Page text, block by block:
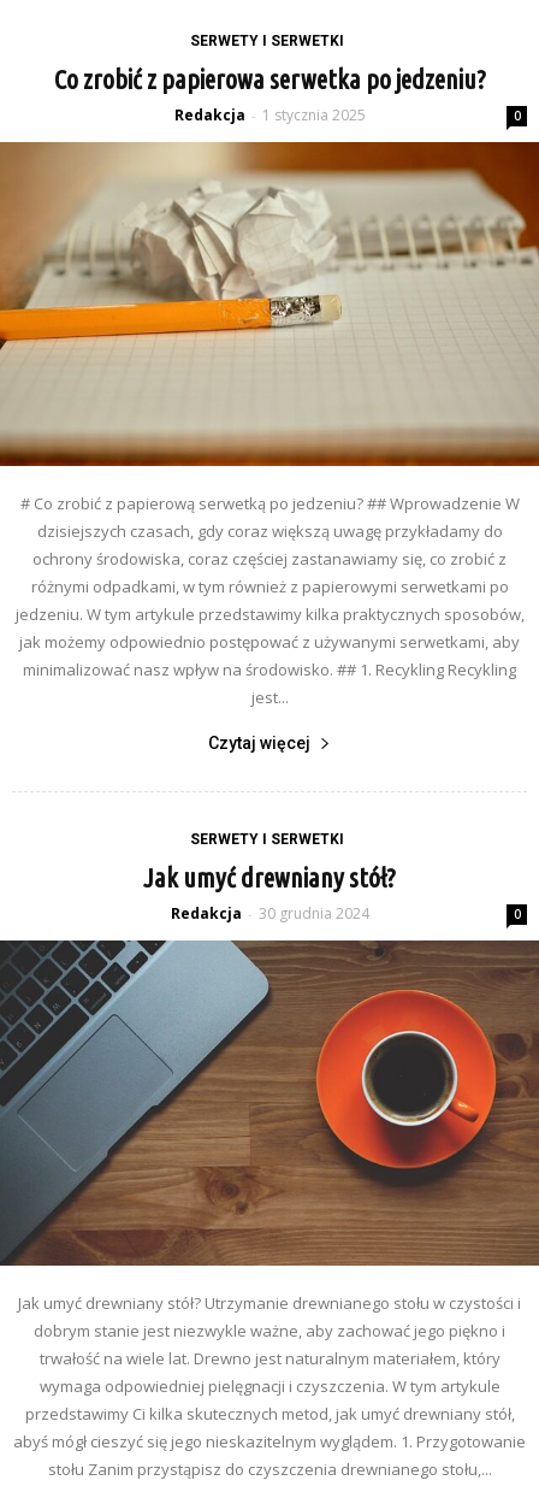
SERWETY I SERWETKI
Co zrobić z papierowa serwetka po jedzeniu?
Redakcja - 1 stycznia 2025 0
# Co zrobić z papierową serwetką po jedzeniu? ## Wprowadzenie W
dzisiejszych czasach, gdy coraz większą uwagę przykładamy do
ochrony środowiska, coraz częściej zastanawiamy się, co zrobić z
różnymi odpadkami, w tym również z papierowymi serwetkami po
jedzeniu. W tym artykule przedstawimy kilka praktycznych sposobów,
jak możemy odpowiednio postępować z używanymi serwetkami, aby
minimalizować nasz wpływ na środowisko. ## 1. Recykling Recykling
jest...
Czytaj więcej
SERWETY I SERWETKI
Jak umyć drewniany stół?
Redakcja - 30 grudnia 2024 0
Jak umyć drewniany stół? Utrzymanie drewnianego stołu w czystości i
dobrym stanie jest niezwykle ważne, aby zachować jego piękno i
trwałość na wiele lat. Drewno jest naturalnym materiałem, który
wymaga odpowiedniej pielęgnacji i czyszczenia. W tym artykule
przedstawimy Ci kilka skutecznych metod, jak umyć drewniany stół,
abyś mógł cieszyć się jego nieskazitelnym wyglądem. 1. Przygotowanie
stołu Zanim przystąpisz do czyszczenia drewnianego stołu,...